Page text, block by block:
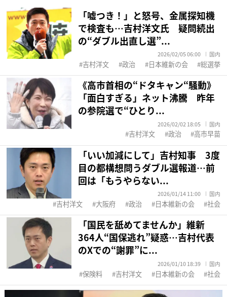
「嘘つき！」と怒号、金属探知機
で検査も…吉村洋文氏 疑問続出
の“ダブル出直し選”...
2026/02/05 06:00 国内
吉村洋文 政治 日本維新の会 総選挙
《高市首相の“ドタキャン“騒動》
「面白すぎる」ネット沸騰 昨年
の参院選で“ひとり...
2026/02/02 18:05 国内
吉村洋文 政治 高市早苗
「いい加減にして」吉村知事 3度
目の都構想問うダブル選報道…前
回は「もうやらない...
2026/01/14 11:00 国内
吉村洋文 大阪府 政治 日本維新の会 社会
「国民を舐めてませんか」維新
364人“国保逃れ”疑惑…吉村代表
のXでの“謝罪”に...
2026/01/10 18:39 国内
保険料 吉村洋文 日本維新の会 社会